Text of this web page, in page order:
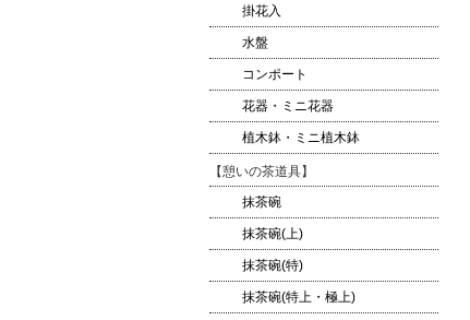
掛花入
水盤
コンポート
花器・ミニ花器
植木鉢・ミニ植木鉢
【憩いの茶道具】
抹茶碗
抹茶碗(上)
抹茶碗(特)
抹茶碗(特上・極上)